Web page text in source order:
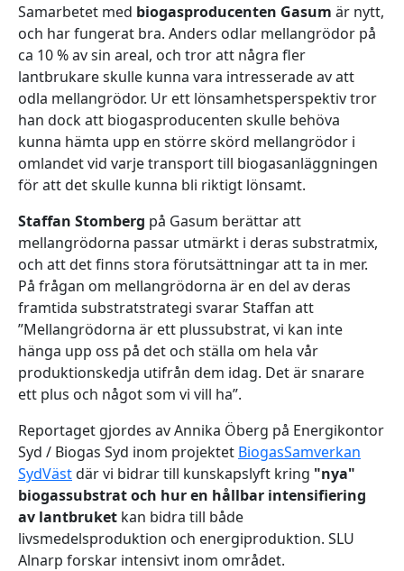
Samarbetet med biogasproducenten Gasum är nytt,
och har fungerat bra. Anders odlar mellangrödor på
ca 10 % av sin areal, och tror att några fler
lantbrukare skulle kunna vara intresserade av att
odla mellangrödor. Ur ett lönsamhetsperspektiv tror
han dock att biogasproducenten skulle behöva
kunna hämta upp en större skörd mellangrödor i
omlandet vid varje transport till biogasanläggningen
för att det skulle kunna bli riktigt lönsamt.
Staffan Stomberg på Gasum berättar att
mellangrödorna passar utmärkt i deras substratmix,
och att det finns stora förutsättningar att ta in mer.
På frågan om mellangrödorna är en del av deras
framtida substratstrategi svarar Staffan att
”Mellangrödorna är ett plussubstrat, vi kan inte
hänga upp oss på det och ställa om hela vår
produktionskedja utifrån dem idag. Det är snarare
ett plus och något som vi vill ha”.
Reportaget gjordes av Annika Öberg på Energikontor
Syd / Biogas Syd inom projektet BiogasSamverkan
SydVästdär vi bidrar till kunskapslyft kring "nya"
biogassubstrat och hur en hållbar intensifiering
av lantbruket kan bidra till både
livsmedelsproduktion och energiproduktion. SLU
Alnarp forskar intensivt inom området.